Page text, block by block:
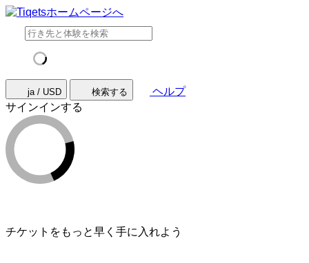
ja / USD 検索する
ヘルプ
サインインする
チケットをもっと早く手に入れよう